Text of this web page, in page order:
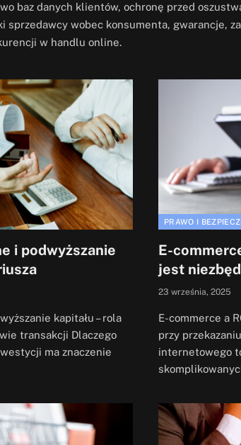
baz danych klientów, ochronę przed
sprzedawcy wobec konsumenta, gwarancje,
w handlu online.
i podwyższanie
kapitału – rola
transakcji Dlaczego
ma znaczenie
PRAWO I
E-
jest
23 września, 2025
E-commerce a
przy
internetowego